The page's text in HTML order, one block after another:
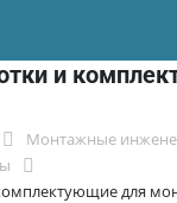
и
Монтажные
для